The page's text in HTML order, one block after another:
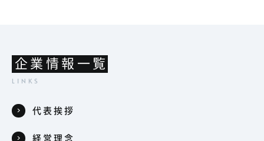
企業情報一覧
代表挨拶
経営理念